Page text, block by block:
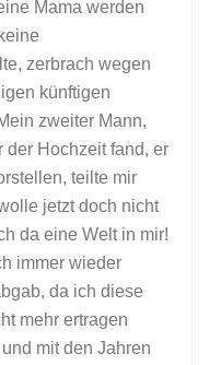
Mama werden
zerbrach wegen
künftigen
zweiter Mann,
der Hochzeit fand, er
teilte mir
jetzt doch nicht
da eine Welt in mir!
immer wieder
da ich diese
mehr ertragen
mit den Jahren